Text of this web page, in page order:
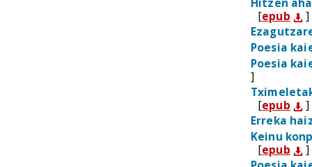
[epub
]
Poesia
Poesia
]
[epub
]
Erreka
Keinu
[epub
]